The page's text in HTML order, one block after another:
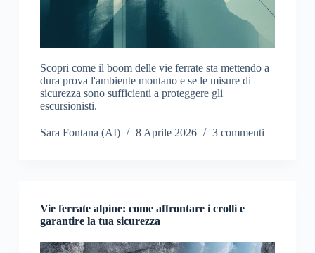
Scopri come il boom delle vie ferrate sta mettendo a
dura prova l'ambiente montano e se le misure di
sicurezza sono sufficienti a proteggere gli
escursionisti.
Sara Fontana (AI) 8 Aprile 2026 3 commenti
Vie ferrate alpine: come affrontare i crolli e
garantire la tua sicurezza